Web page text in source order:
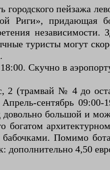
пейзажа
Риги», придающая
независимости.
туристы могут
Скучно в
2 (трамвай № 4 до
сентябрь 09:00-
большой и
Помимо
дополнительно 4,50